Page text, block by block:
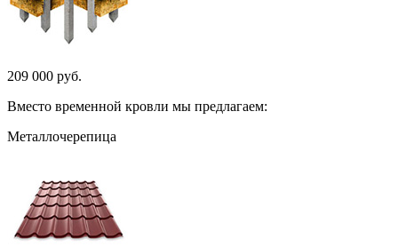
209 000 руб.
Вместо временной кровли мы предлагаем:
Металлочерепица